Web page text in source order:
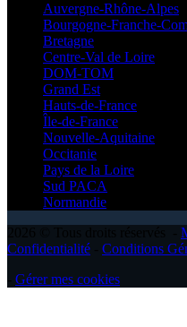
Auvergne-Rhône-Alpes
Bourgogne-Franche-
Bretagne
Centre-Val de Loire
DOM-TOM
Grand Est
Hauts-de-France
Île-de-France
Nouvelle-Aquitaine
Occitanie
Pays de la Loire
Sud PACA
Normandie
Confidentialité
Conditions
Gérer mes cookies